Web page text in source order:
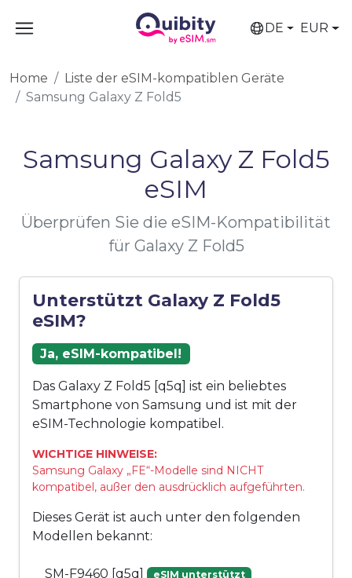
DE EUR
Home
Liste der eSIM-kompatiblen Geräte
Samsung Galaxy Z Fold5
Samsung Galaxy Z Fold5
eSIM
Überprüfen Sie die eSIM-Kompatibilität
für Galaxy Z Fold5
Unterstützt Galaxy Z Fold5
eSIM?
Ja, eSIM-kompatibel!
Das Galaxy Z Fold5 [q5q] ist ein beliebtes
Smartphone von Samsung und ist mit der
eSIM-Technologie kompatibel.
WICHTIGE HINWEISE:
Samsung Galaxy „FE“-Modelle sind NICHT
kompatibel, außer den ausdrücklich aufgeführten.
Dieses Gerät ist auch unter den folgenden
Modellen bekannt:
SM-F9460 [q5q] eSIM unterstützt